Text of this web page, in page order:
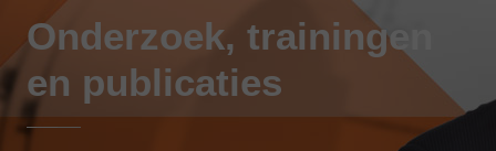
Onderzoek, trainingen
en publicaties